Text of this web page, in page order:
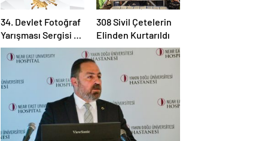
34. Devlet Fotoğraf
Yarışması Sergisi 19
Ağustos’ta
Kapılarını Açıyor
308 Sivil Çetelerin
Elinden Kurtarıldı